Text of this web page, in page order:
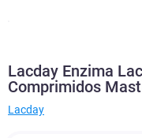
Lacday Enzima
Comprimidos
Lacday